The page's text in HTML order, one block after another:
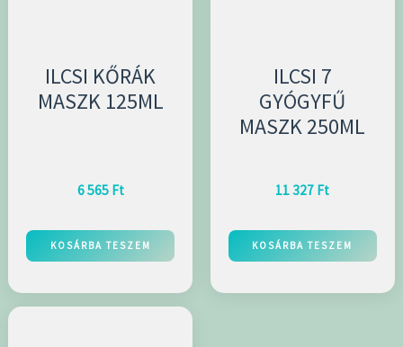
ILCSI KŐRÁK
MASZK 125ML
6 565 Ft
KOSÁRBA TESZEM
ILCSI 7
GYÓGYFŰ
MASZK 250ML
11 327 Ft
KOSÁRBA TESZEM